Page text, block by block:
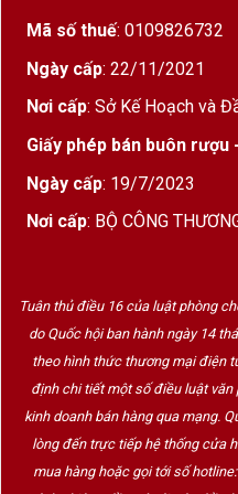
Johnnie Walker –
Biểu Tượng
Lịch sử thương hiệu
đến huyền thoại toàn cầu
Mã số thuế: 0109826732
Ngày cấp: 22/11/2021
Nơi cấp: Sở Kế Hoạch và
Giấy phép bán buôn rượu
Ngày cấp: 19/7/2023
Nơi cấp: BỘ CÔNG
Tuân thủ điều 16 của luật phòng
do Quốc hội ban hành ngày 14
theo hình thức thương mại điện
định chi tiết một số điều luật văn
kinh doanh bán hàng qua mạng.
lòng đến trực tiếp hệ thống cửa
mua hàng hoặc gọi tới số